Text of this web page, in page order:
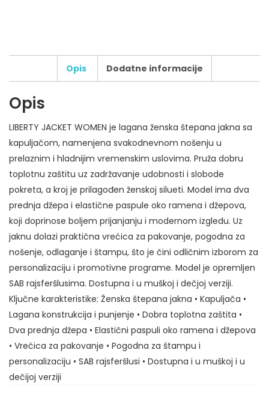
Broj boja štampe:
Tip štampe:
Broj pozicija štampe:
Dodatni zahtevi za štampu:
Maksimalni dozvoljeni broj karaktera: 500
Opis Dodatne informacije
Opis
LIBERTY JACKET WOMEN je lagana ženska štepana jakna sa
kapuljačom, namenjena svakodnevnom nošenju u
prelaznim i hladnijim vremenskim uslovima. Pruža dobru
toplotnu zaštitu uz zadržavanje udobnosti i slobode
pokreta, a kroj je prilagođen ženskoj silueti. Model ima dva
prednja džepa i elastične paspule oko ramena i džepova,
koji doprinose boljem prijanjanju i modernom izgledu. Uz
jaknu dolazi praktična vrećica za pakovanje, pogodna za
nošenje, odlaganje i štampu, što je čini odličnim izborom za
personalizaciju i promotivne programe. Model je opremljen
SAB rajsferšlusima. Dostupna i u muškoj i dečjoj verziji.
Ključne karakteristike: Ženska štepana jakna • Kapuljača •
Lagana konstrukcija i punjenje • Dobra toplotna zaštita •
Dva prednja džepa • Elastični paspuli oko ramena i džepova
• Vrećica za pakovanje • Pogodna za štampu i
personalizaciju • SAB rajsferšlusi • Dostupna i u muškoj i u
dečijoj verziji